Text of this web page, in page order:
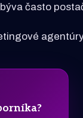
často